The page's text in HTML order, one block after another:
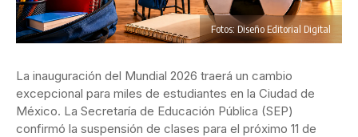
Fotos: Diseño Editorial Digital
La inauguración del Mundial 2026 traerá un cambio
excepcional para miles de estudiantes en la Ciudad de
México. La Secretaría de Educación Pública (SEP)
confirmó la suspensión de clases para el próximo 11 de